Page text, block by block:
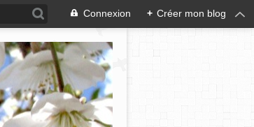
Connexion + Créer mon blog